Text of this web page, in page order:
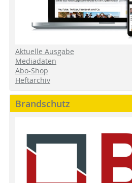
Aktuelle Ausgabe
Mediadaten
Abo-Shop
Heftarchiv
Brandschutz